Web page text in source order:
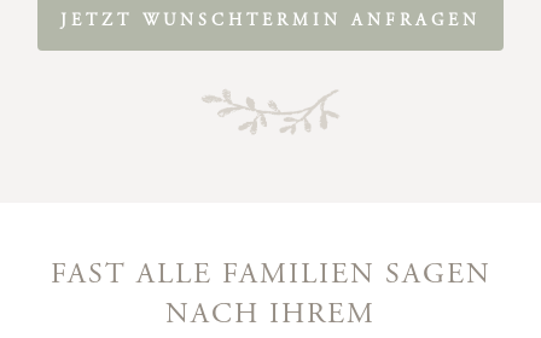
JETZT WUNSCHTERMIN ANFRAGEN
FAST ALLE FAMILIEN SAGEN
NACH IHREM